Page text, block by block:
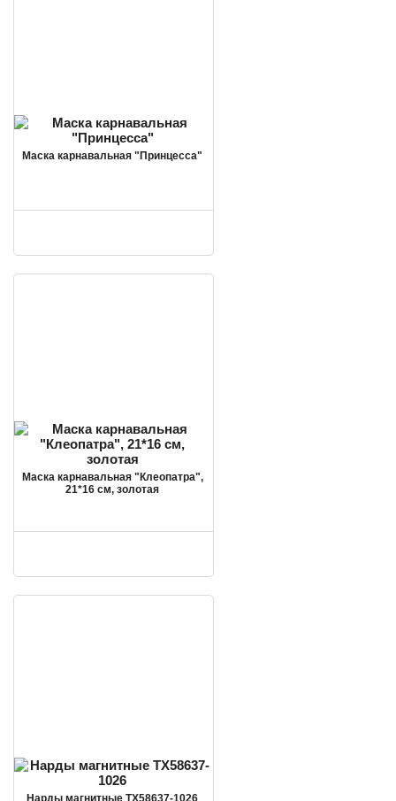
Маска карнавальная "Принцесса"
Маска карнавальная "Клеопатра",
21*16 см, золотая
Нарды магнитные TX58637-1026